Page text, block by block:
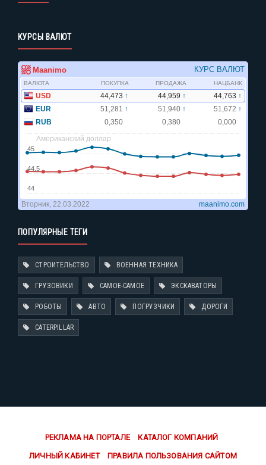
КУРСЫ ВАЛЮТ
ПОПУЛЯРНЫЕ ТЕГИ
СТРОИТЕЛЬСТВО ВОЕННАЯ ТЕХНИКА
ГРУЗОВИКИ САМОЕ-САМОЕ ЭКСКАВАТОРЫ
РОБОТЫ АВТО ПОГРУЗЧИКИ ДОРОГИ
CATERPILLAR
РЕКЛАМА НА ПОРТАЛЕ КАТАЛОГ КОМПАНИЙ
ЛИЧНЫЙ КАБИНЕТ ПРАВИЛА ПОЛЬЗОВАНИЯ САЙТОМ